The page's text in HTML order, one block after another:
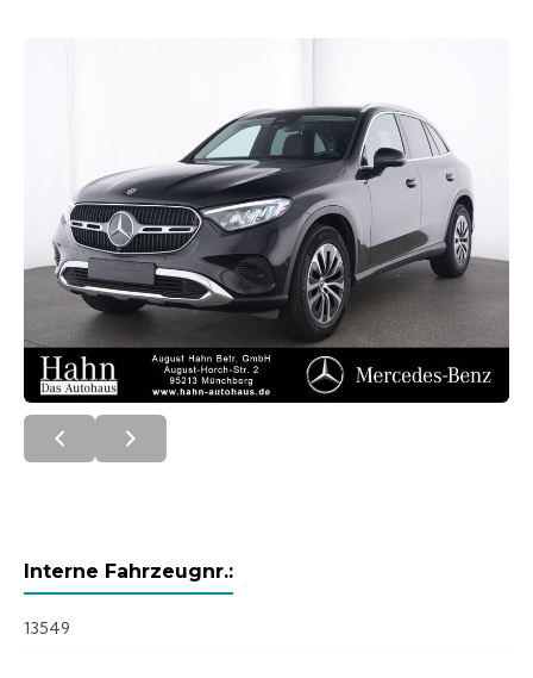
Interne Fahrzeugnr.:
13549